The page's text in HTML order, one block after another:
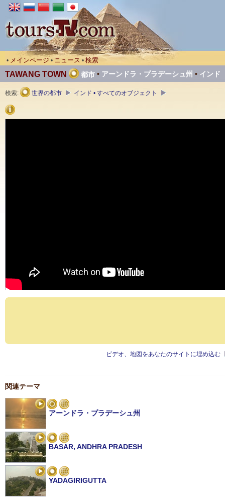
• メインページ • ニュース • 検索
TAWANG TOWN 都市 • アーンドラ・プラデーシュ州 • インド
検索: 世界の都市 インド • すべてのオブジェクト
ビデオ、地図をあなたのサイトに埋め込む
関連テーマ
アーンドラ・プラデーシュ州
BASAR, ANDHRA PRADESH
YADAGIRIGUTTA